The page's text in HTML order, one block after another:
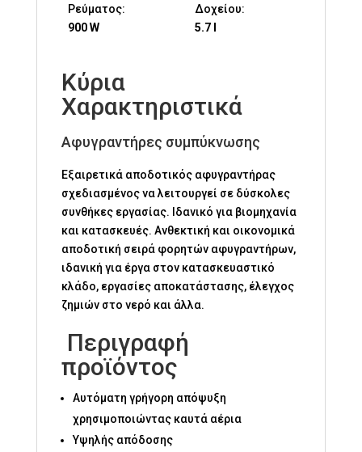
Ρεύματος:
900 W
Δοχείου:
5.7 l
Κύρια
Χαρακτηριστικά
Αφυγραντήρες συμπύκνωσης
Εξαιρετικά αποδοτικός αφυγραντήρας
σχεδιασμένος να λειτουργεί σε δύσκολες
συνθήκες εργασίας. Ιδανικό για βιομηχανία
και κατασκευές. Ανθεκτική και οικονομικά
αποδοτική σειρά φορητών αφυγραντήρων,
ιδανική για έργα στον κατασκευαστικό
κλάδο, εργασίες αποκατάστασης, έλεγχος
ζημιών στο νερό και άλλα.
Περιγραφή
προϊόντος
Αυτόματη γρήγορη απόψυξη
χρησιμοποιώντας καυτά αέρια
Υψηλής απόδοσης